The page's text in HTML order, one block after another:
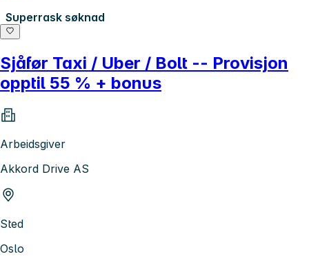
Superrask søknad
Sjåfør Taxi / Uber / Bolt -- Provisjon
opptil 55 % + bonus
Arbeidsgiver
Akkord Drive AS
Sted
Oslo